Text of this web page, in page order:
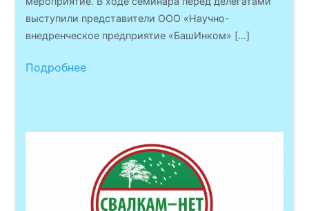
выступили представители ООО «Научно-
внедренческое предприятие «БашИнком» […]
Подробнее